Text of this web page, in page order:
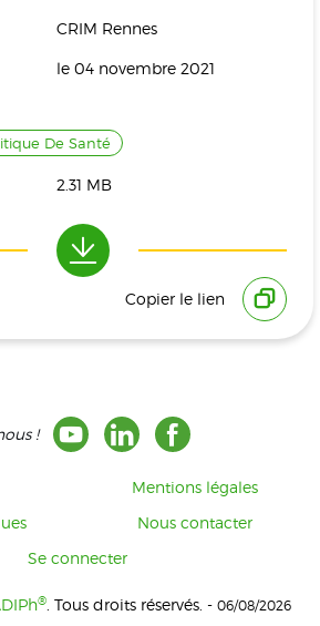
CRIM Rennes
le 04 novembre 2021
De Santé
2.31 MB
1333
Copier le lien
!
® . Tous droits réservés. - 06/08/2026
Mentions légales
Nous contacter
Se connecter